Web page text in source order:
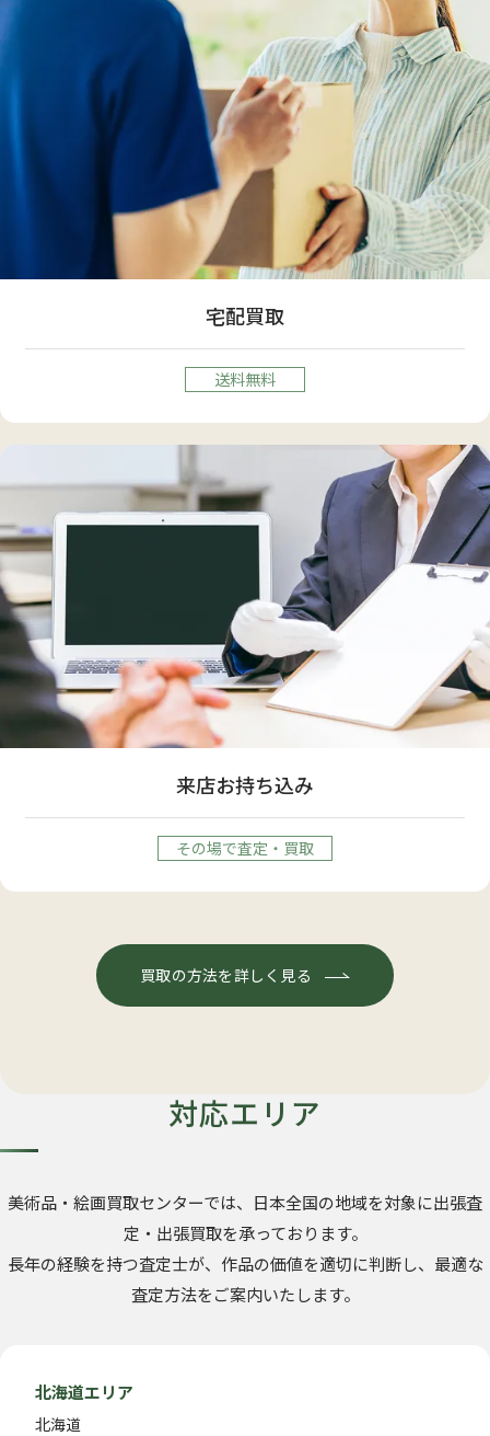
宅配買取
送料無料
来店お持ち込み
その場で査定・買取
買取の方法を詳しく見る
対応エリア
美術品・絵画買取センターでは、日本全国の地域を対象に出張査
定・出張買取を承っております。
長年の経験を持つ査定士が、作品の価値を適切に判断し、最適な
査定方法をご案内いたします。
北海道エリア
北海道